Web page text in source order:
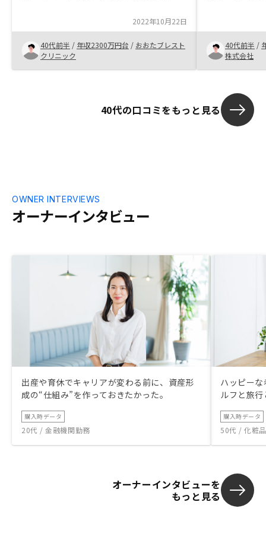
てら見学に行き今後も購入を考えていきた
い。確定申告の時もアプリが使いやすく特
に苦労することはなかった。融資先の決定
までのプロセスが不透明なのが気になりま
す。
2022年10月22日
40代前半 / 年収2300万円台 / おおたブレスト
クリニック
関しても最大
投資が初めて
40代前半 /
株式会社
40代の口コミをもっと見る
オーナーインタビュー
OWNER INTERVIEWS
出産や育休でキャリアが変わる前に、資産形
成の“仕組み”を作っておきたかった。
購入時データ
20代 / 金融機関勤務
ハッピー
ルフと旅
購入時データ
50代 / 化粧
オーナーインタビューを
もっと見る